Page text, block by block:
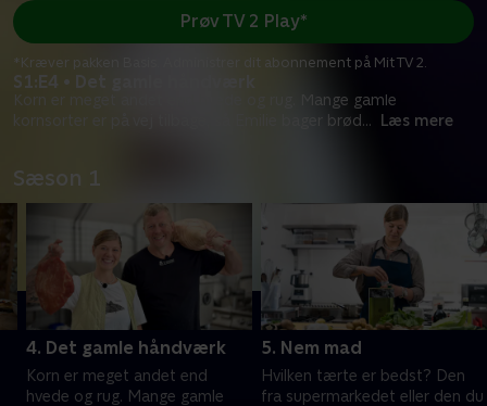
S1:E4 • Det gamle håndværk
Korn er meget andet end hvede og rug. Mange gamle
kornsorter er på vej tilbage, så Emilie bager brød... Læs mere
Prøv TV 2 Play*
*Kræver pakken Basis. Administrer dit abonnement på Mit TV 2.
Sæson 1
4. Det gamle håndværk
Korn er meget andet end
hvede og rug. Mange gamle
5. Nem mad
Hvilken tærte er bedst? Den
fra supermarkedet eller den du